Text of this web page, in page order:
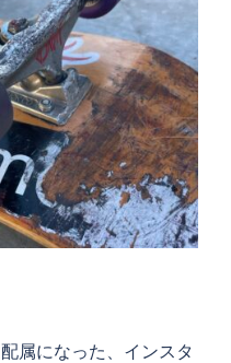
属になった、インスタ